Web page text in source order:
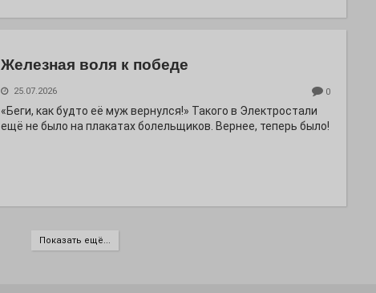
Железная воля к победе
25.07.2026 0
«Беги, как будто её муж вернулся!» Такого в Электростали
ещё не было на плакатах болельщиков. Вернее, теперь было!
Показать ещё...